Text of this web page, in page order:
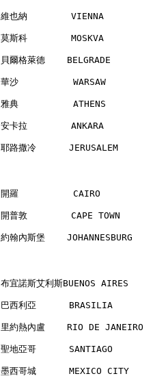
維也納        VIENNA
莫斯科        MOSKVA
貝爾格萊德
華沙          WARSAW
雅典          ATHENS
安卡拉        ANKARA
耶路撒冷      JERUSALEM
開羅          CAIRO
開普敦        CAPE TOWN
約翰內斯堡
布宜諾斯艾利斯BUENOS
巴西利亞      BRASILIA
里約熱內盧    RIO DE
聖地亞哥      SANTIAGO
墨西哥城      MEXICO